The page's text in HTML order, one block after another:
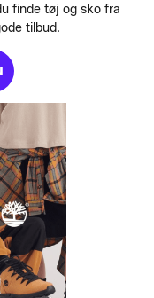
finde tøj og sko fra
tilbud.